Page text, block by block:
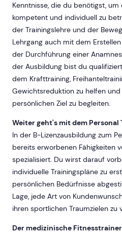
Kenntnisse, die du benötigst, um
kompetent und individuell zu
der Trainingslehre und der
Lehrgang auch mit dem
der Durchführung einer
der Ausbildung bist du
dem Krafttraining,
Gewichtsreduktion zu helfen
persönlichen Ziel zu begleiten.
Weiter geht's mit dem Personal
In der B-Lizenzausbildung zum
bereits erworbenen Fähigkeiten
spezialisiert. Du wirst darauf
individuelle Trainingspläne zu
persönlichen Bedürfnisse
Lage, jede Art von
ihren sportlichen Traumzielen zu
Der medizinische